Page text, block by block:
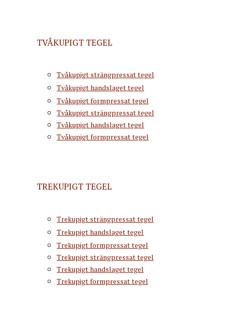
TVÅKUPIGT TEGEL
Tvåkupigt strängpressat tegel
Tvåkupigt handslaget tegel
Tvåkupigt formpressat tegel
Tvåkupigt strängpressat tegel
Tvåkupigt handslaget tegel
Tvåkupigt formpressat tegel
TREKUPIGT TEGEL
Trekupigt strängpressat tegel
Trekupigt handslaget tegel
Trekupigt formpressat tegel
Trekupigt strängpressat tegel
Trekupigt handslaget tegel
Trekupigt formpressat tegel